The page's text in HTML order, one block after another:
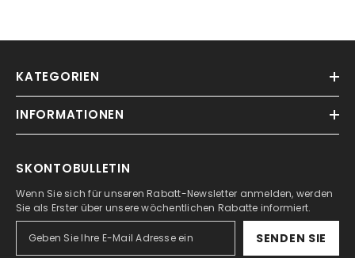
KATEGORIEN
INFORMATIONEN
SKONTOBULLETIN
Wenn Sie sich für unseren Rabatt-Newsletter anmelden, werden
Sie als Erster über unsere wöchentlichen Rabatte informiert.
SENDEN SIE